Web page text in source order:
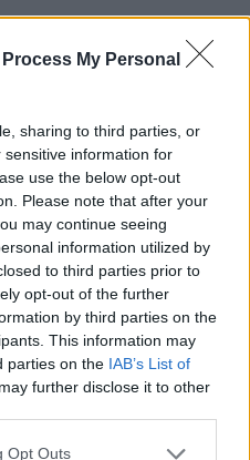
My Personal
sharing to third parties, or
information for
use the below opt-out
Please note that after your
may continue seeing
information utilized by
to third parties prior to
opt-out of the further
by third parties on the
This information may
parties on the IAB’s List of
further disclose it to other
Opt Outs